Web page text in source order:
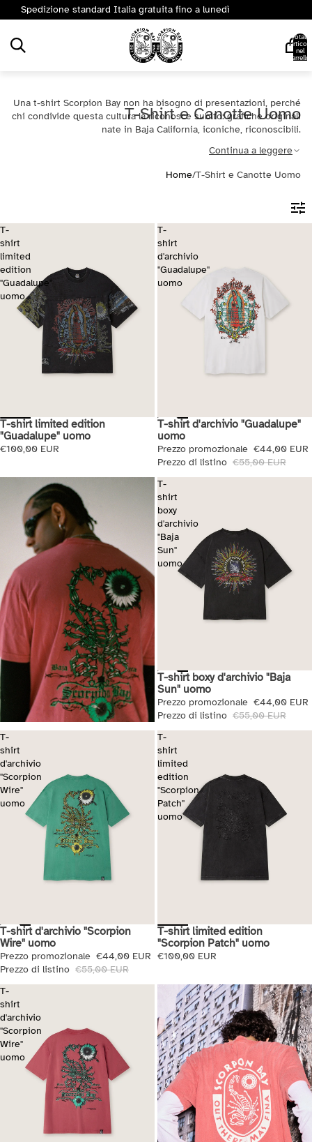
Spedizione standard Italia gratuita fino a lunedì
Totale
articoli
nel
carrello:
T-Shirt e Canotte Uomo
Una t-shirt Scorpion Bay non ha bisogno di presentazioni, perché
chi condivide questa cultura la riconosce subito: grafiche originali
nate in Baja California, iconiche, riconoscibili.
Continua a leggere
Home/T-Shirt e Canotte Uomo
T-
shirt
limited
edition
"Guadalupe"
uomo
T-shirt limited edition
"Guadalupe" uomo
€100,00 EUR
T-
shirt
d'archivio
"Guadalupe"
uomo
Saldi
T-shirt d'archivio "Guadalupe"
uomo
Prezzo promozionale €44,00 EUR
Prezzo di listino €55,00 EUR
T-
shirt
boxy
d'archivio
"Baja
Sun"
uomo
Saldi
T-shirt boxy d'archivio "Baja
Sun" uomo
Prezzo promozionale €44,00 EUR
Prezzo di listino €55,00 EUR
T-
shirt
d'archivio
"Scorpion
Wire"
uomo
Saldi
T-shirt d'archivio "Scorpion
Wire" uomo
Prezzo promozionale €44,00 EUR
Prezzo di listino €55,00 EUR
T-
shirt
limited
edition
"Scorpion
Patch"
uomo
T-shirt limited edition
"Scorpion Patch" uomo
€100,00 EUR
T-
shirt
d'archivio
"Scorpion
Wire"
uomo